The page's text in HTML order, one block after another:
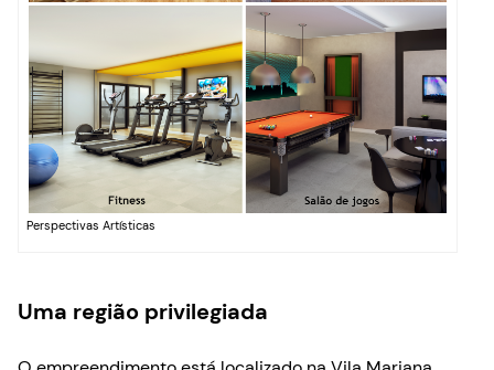
Perspectivas Artísticas
Uma região privilegiada